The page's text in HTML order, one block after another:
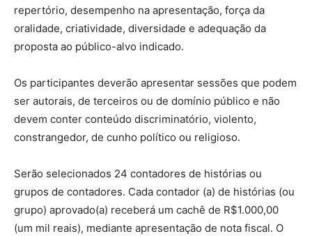
repertório, desempenho na apresentação, força da
oralidade, criatividade, diversidade e adequação da
proposta ao público-alvo indicado.
Os participantes deverão apresentar sessões que podem
ser autorais, de terceiros ou de domínio público e não
devem conter conteúdo discriminatório, violento,
constrangedor, de cunho político ou religioso.
Serão selecionados 24 contadores de histórias ou
grupos de contadores. Cada contador (a) de histórias (ou
grupo) aprovado(a) receberá um cachê de R$1.000,00
(um mil reais), mediante apresentação de nota fiscal. O